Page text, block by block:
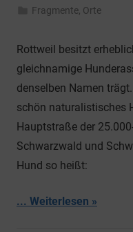
Fragmente Orte
Rottweil besitzt
gleichnamige
denselben Namen
schön naturalistisches
Hauptstraße der
Schwarzwald und
Hund so heißt:
... Weiterlesen